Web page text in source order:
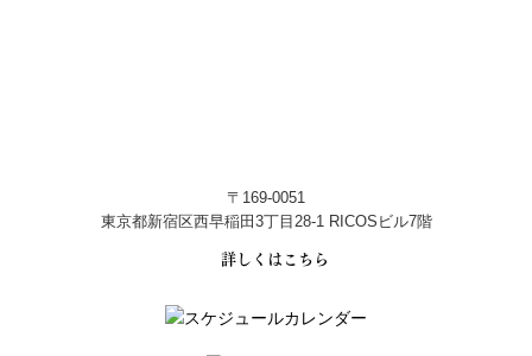
〒169-0051
東京都新宿区西早稲田3丁目28-1 RICOSビル7階
詳しくはこちら